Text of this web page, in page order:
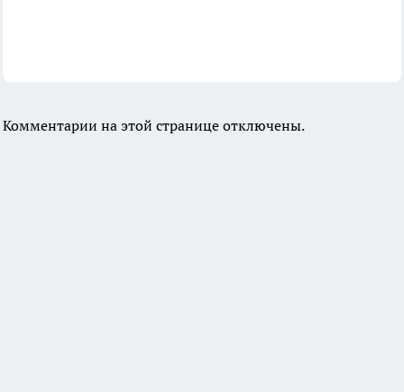
Комментарии на этой странице отключены.